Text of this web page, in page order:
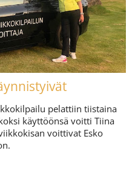
pelattiin tiistaina
käyttöönsä voitti Tiina
voittivat Esko